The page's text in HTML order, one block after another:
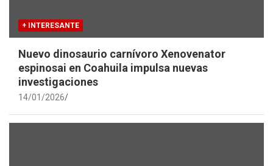
+ INTERESANTE
Nuevo dinosaurio carnívoro Xenovenator
espinosai en Coahuila impulsa nuevas
investigaciones
14/01/2026